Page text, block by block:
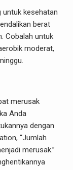
kesehatan
berat
Cobalah untuk
moderat,
merusak
Anda
dengan
“Jumlah
merusak.”